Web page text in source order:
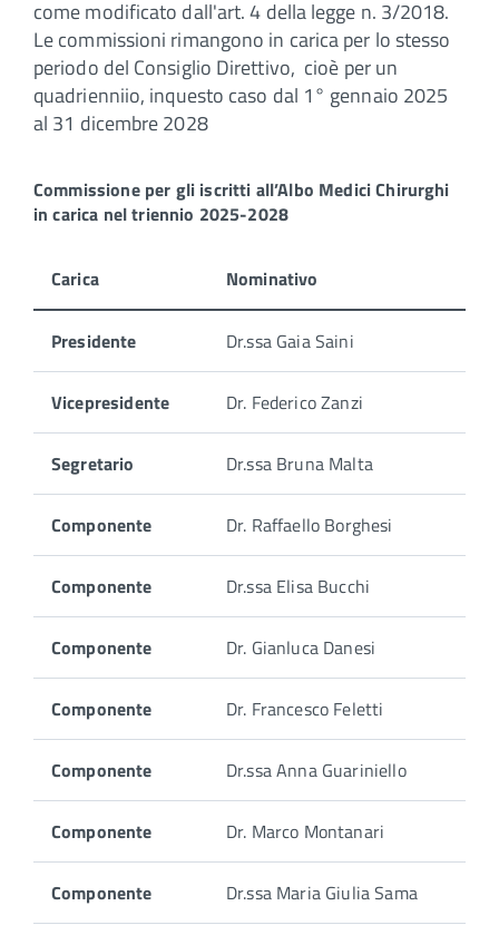
come modificato dall'art. 4 della legge n. 3/2018.
Le commissioni rimangono in carica per lo stesso
periodo del Consiglio Direttivo, cioè per un
quadrienniio, inquesto caso dal 1° gennaio 2025
al 31 dicembre 2028
Commissione per gli iscritti all’Albo Medici Chirurghi
in carica nel triennio 2025-2028
Carica Nominativo
Presidente Dr.ssa Gaia Saini
Vicepresidente Dr. Federico Zanzi
Segretario Dr.ssa Bruna Malta
Componente Dr. Raffaello Borghesi
Componente Dr.ssa Elisa Bucchi
Componente Dr. Gianluca Danesi
Componente Dr. Francesco Feletti
Componente Dr.ssa Anna Guariniello
Componente Dr. Marco Montanari
Componente Dr.ssa Maria Giulia Sama